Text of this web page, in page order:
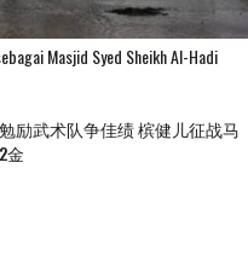
Masjid Syed Sheikh Al-Hadi
励武术队争佳绩 槟健儿征战马
金